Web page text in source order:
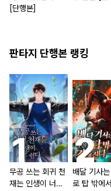
[단행본]
판타지 단행본 랭킹
무공 쓰는 회귀 천
재는 인생이 너무
배달 기사
로 탑 밖에